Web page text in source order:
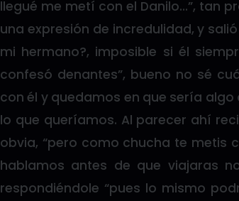
llegué me metí con el Danilo…”, tan
una expresión de incredulidad, y
mi hermano?, imposible si él
confesó denantes”, bueno no sé
con él y quedamos en que sería
lo que queríamos. Al parecer ahí
obvia, “pero como chucha te metis
hablamos antes de que viajaras
respondiéndole “pues lo mismo